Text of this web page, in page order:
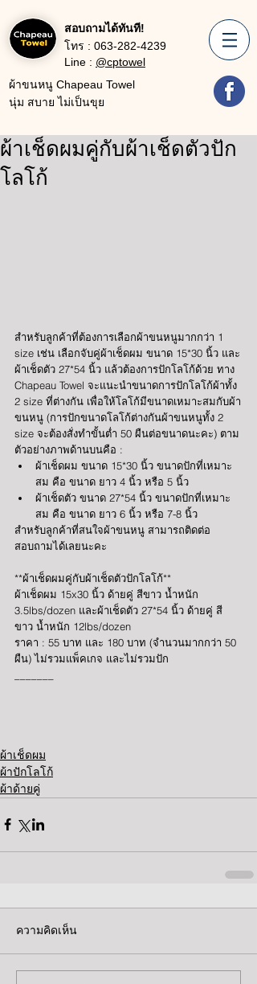
สอบถามได้ทันที!
โทร : 063-282-4239
Line : @cptowel
ผ้าขนหนู Chapeau Towel
นุ่ม สบาย ไม่เป็นขุย
ผ้าเช็ดผมคู่กับผ้าเช็ดตัวปัก
โลโก้
สำหรับลูกค้าที่ต้องการเลือกผ้าขนหนูมากกว่า 1
size เช่น เลือกจับคู่ผ้าเช็ดผม ขนาด 15*30 นิ้ว และ
ผ้าเช็ดตัว 27*54 นิ้ว แล้วต้องการปักโลโก้ด้วย ทาง
Chapeau Towel จะแนะนำขนาดการปักโลโก้ผ้าทั้ง
2 size ที่ต่างกัน เพื่อให้โลโก้มีขนาดเหมาะสมกับผ้า
ขนหนู (การปักขนาดโลโก้ต่างกันผ้าขนหนูทั้ง 2
size จะต้องสั่งทำขั้นต่ำ 50 ผืนต่อขนาดนะคะ) ตาม
ตัวอย่างภาพด้านบนคือ :
ผ้าเช็ดผม ขนาด 15*30 นิ้ว ขนาดปักที่เหมาะ
สม คือ ขนาด ยาว 4 นิ้ว หรือ 5 นิ้ว
ผ้าเช็ดตัว ขนาด 27*54 นิ้ว ขนาดปักที่เหมาะ
สม คือ ขนาด ยาว 6 นิ้ว หรือ 7-8 นิ้ว
สำหรับลูกค้าที่สนใจผ้าขนหนู สามารถติดต่อ
สอบถามได้เลยนะคะ
**ผ้าเช็ดผมคู่กับผ้าเช็ดตัวปักโลโก้**
ผ้าเช็ดผม 15x30 นิ้ว ด้ายคู่ สีขาว น้ำหนัก
3.5lbs/dozen และผ้าเช็ดตัว 27*54 นิ้ว ด้ายคู่ สี
ขาว น้ำหนัก 12lbs/dozen
ราคา : 55 บาท และ 180 บาท (จำนวนมากกว่า 50
ผืน) ไม่รวมแพ็คเกจ และไม่รวมปัก
ผ้าเช็ดผม
ผ้าปักโลโก้
ผ้าด้ายคู่
ความคิดเห็น